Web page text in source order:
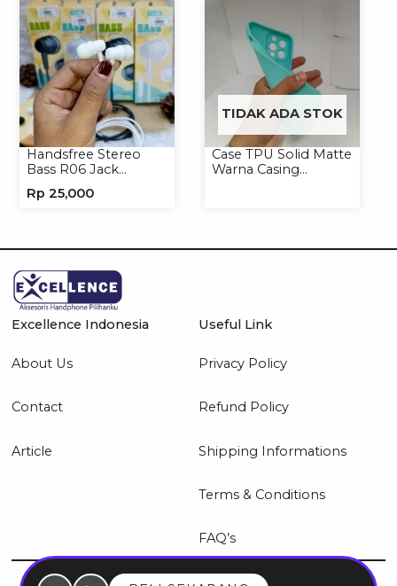
Handsfree Stereo
Bass R06 Jack
Headset Headphone
Rp 25,000
TIDAK ADA STOK
Case TPU Solid Matte
Warna Casing
Excellence Indonesia
About Us
Contact
Article
Useful Link
Privacy Policy
Refund Policy
Shipping Informations
Terms & Conditions
FAQ’s
© 2026 Excellence Indonesia